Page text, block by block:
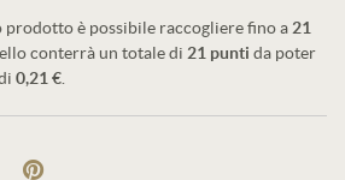
è possibile raccogliere fino a 21
conterrà un totale di 21 punti da poter
0,21 €